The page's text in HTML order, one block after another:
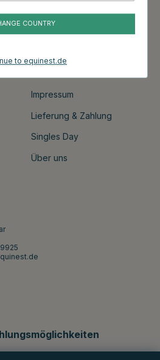
Informationen
Impressum
Lieferung & Zahlung
Singles Day
Über uns
COUNTRY
to equinest.de